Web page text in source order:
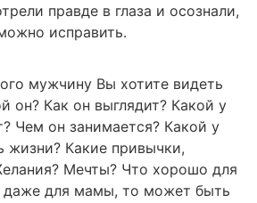
правде в глаза и осознали,
исправить.
мужчину Вы хотите видеть
он? Как он выглядит? Какой у
Чем он занимается? Какой у
жизни? Какие привычки,
Мечты? Что хорошо для
даже для мамы, то может быть